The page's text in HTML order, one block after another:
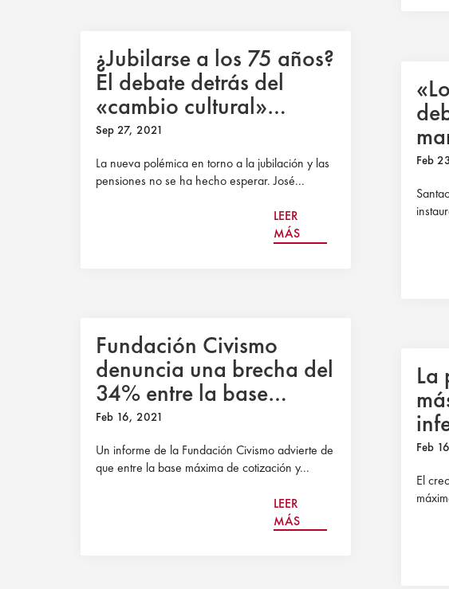
¿Jubilarse a los 75 años?
El debate detrás del
«cambio cultural»
planteado por el ministro
Escrivá
Sep 27, 2021
La nueva polémica en torno a la jubilación y las
pensiones no se ha hecho esperar. José...
LEER
MÁS
Fundación Civismo
denuncia una brecha del
34% entre la base
máxima y la pensión
máxima y pide equidad
Feb 16, 2021
Un informe de la Fundación Civismo advierte de
que entre la base máxima de cotización y...
LEER
MÁS
Feb
La
Feb
El